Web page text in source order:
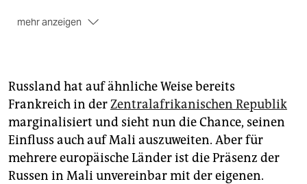
mehr anzeigen
Sicherungskräfte sowie eine Aufklärungskompanie
mit unbewaffneten Drohnen im Camp Castor in Gao
stationiert. Bundeswehrpräsenz gibt es auch im
Hauptquartier in Bamako und an den Flughäfen
Bamako und Niamey. Aktuelle Stärke
(Bundeswehrangaben, Ende Januar 2022) 1.116;
Mandatsobergreze: 1.100.
Russland hat auf ähnliche Weise bereits
Frankreich in derZentralafrikanischen Republik
marginalisiert und sieht nun die Chance, seinen
Einfluss auch auf Mali auszuweiten. Aber für
mehrere europäische Länder ist die Präsenz der
Russen in Mali unvereinbar mit der eigenen.